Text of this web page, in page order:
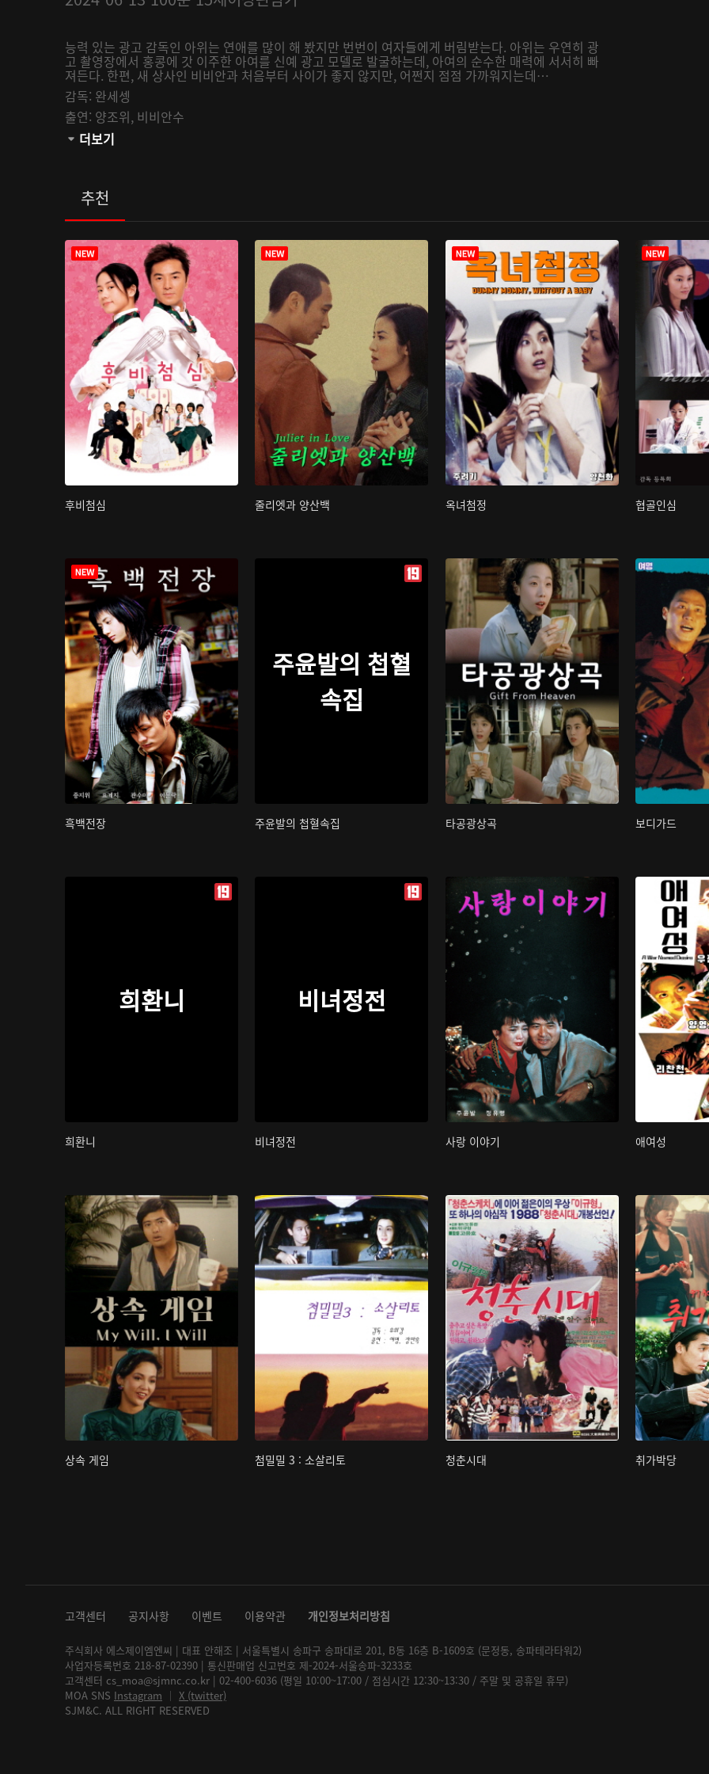
능력 있는 광고 감독인 아위는 연애를 많이 해 봤지만 번번이 여자들에게 버림받는다. 아위는 우연히 광
고 촬영장에서 홍콩에 갓 이주한 아여를 신예 광고 모델로 발굴하는데, 아여의 순수한 매력에 서서히 빠
져든다. 한편, 새 상사인 비비안과 처음부터 사이가 좋지 않지만, 어쩐지 점점 가까워지는데…
감독: 완세셍
출연: 양조위, 비비안수
관람등급:
더보기
추천
후비첨심 줄리엣과 양산백 옥녀첨정 협골인심
흑백전장
주윤발의 첩혈
속집
주윤발의 첩혈속집 타공광상곡 보디가드
희환니
희환니
비녀정전
비녀정전 사랑 이야기 애여성
상속 게임 첨밀밀 3 : 소살리토 청춘시대 취가박당
고객센터 공지사항 이벤트 이용약관 개인정보처리방침
주식회사 에스제이엠엔씨 | 대표 안해조 | 서울특별시 송파구 송파대로 201, B동 16층 B-1609호 (문정동, 송파테라타워2)
사업자등록번호 218-87-02390 | 통신판매업 신고번호 제-2024-서울송파-3233호
고객센터 cs_moa@sjmnc.co.kr | 02-400-6036 (평일 10:00~17:00 / 점심시간 12:30~13:30 / 주말 및 공휴일 휴무)
MOA SNS Instagram │ X (twitter)
SJM&C. ALL RIGHT RESERVED